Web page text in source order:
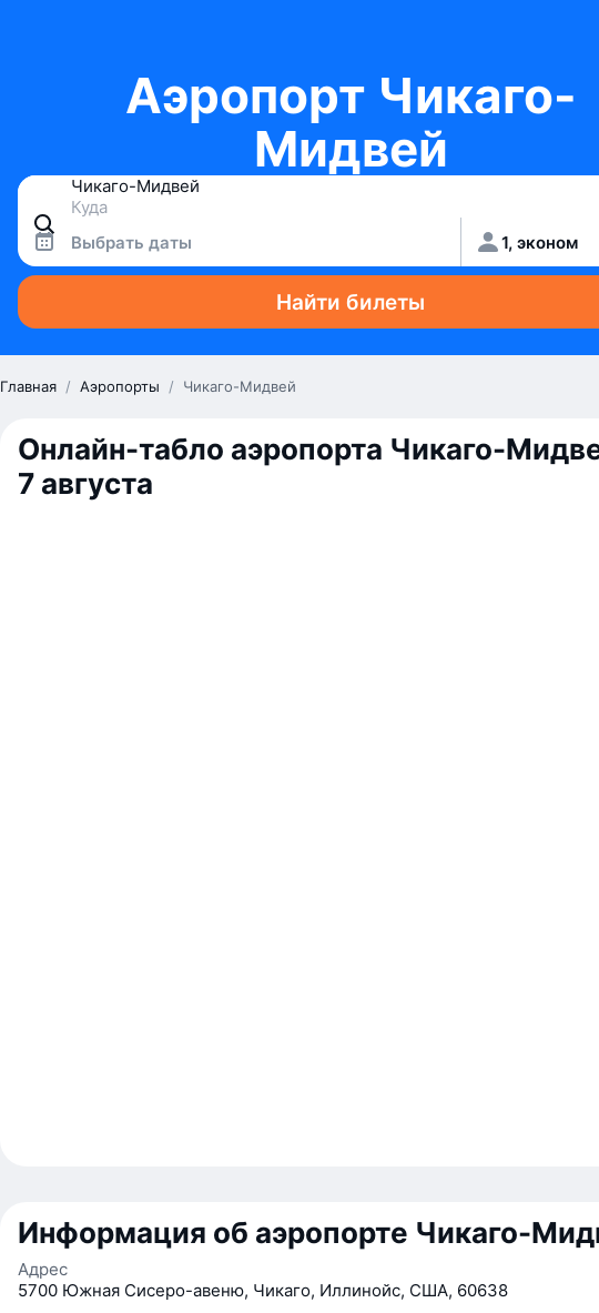
Аэропорт Чикаго-
Мидвей
Выбрать даты 1, эконом
Найти билеты
Главная / Аэропорты / Чикаго-Мидвей
Онлайн-табло аэропорта Чикаго-
7 августа
Информация об аэропорте Чикаго-
Адрес
5700 Южная Сисеро-авеню, Чикаго, Иллинойс, США, 60638